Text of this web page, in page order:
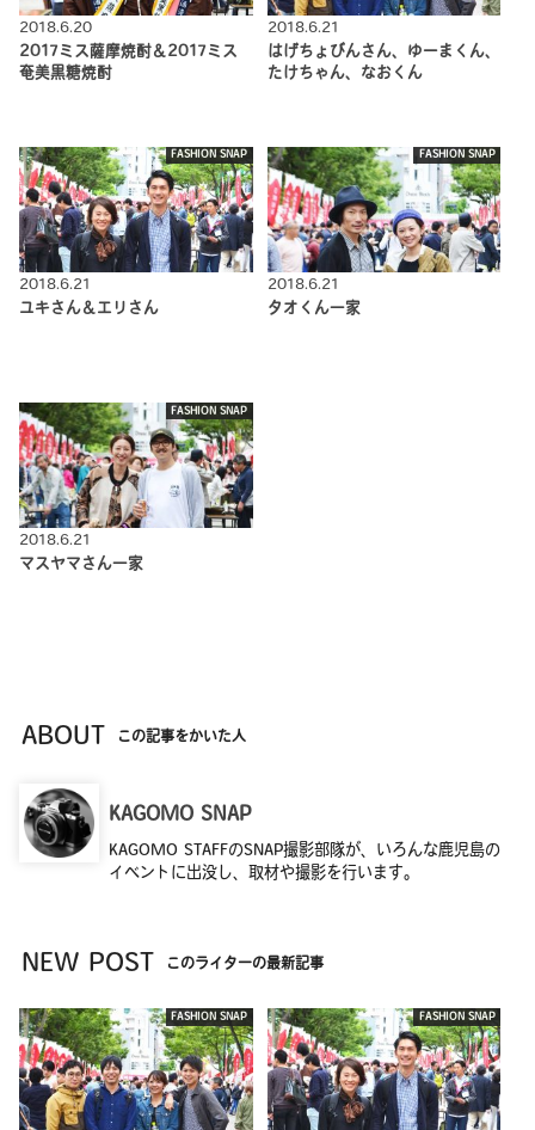
2018.6.20
2017ミス薩摩焼酎＆2017ミス
奄美黒糖焼酎
2018.6.21
はげちょびんさん、ゆーまくん、
たけちゃん、なおくん
FASHION SNAP
2018.6.21
ユキさん＆エリさん
FASHION SNAP
2018.6.21
タオくん一家
FASHION SNAP
2018.6.21
マスヤマさん一家
ABOUT この記事をかいた人
KAGOMO SNAP
KAGOMO STAFFのSNAP撮影部隊が、いろんな鹿児島の
イベントに出没し、取材や撮影を行います。
NEW POST このライターの最新記事
FASHION SNAP FASHION SNAP